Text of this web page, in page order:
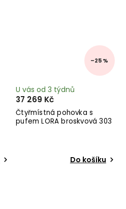
–25 %
Čtyřmístná pohovka s
pufem LORA broskvová 303
U vás od 3 týdnů
37 269 Kč
Do košíku